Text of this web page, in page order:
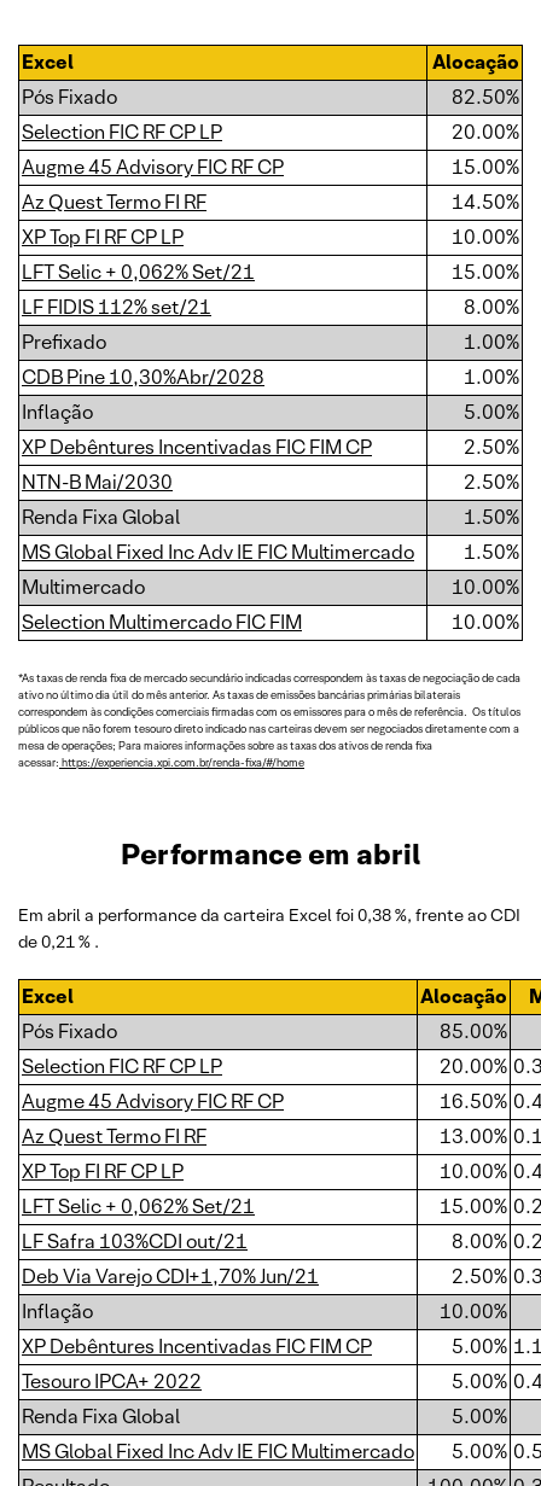
Excel
Alocação
Pós Fixado
82.50%
Selection FIC RF CP LP
20.00%
Augme 45 Advisory FIC RF CP
15.00%
Az Quest Termo FI RF
14.50%
XP Top FI RF CP LP
10.00%
LFT Selic + 0,062% Set/21
15.00%
LF FIDIS 112% set/21
8.00%
Prefixado
1.00%
CDB Pine 10,30%Abr/2028
1.00%
Inflação
5.00%
XP Debêntures Incentivadas FIC FIM CP
2.50%
NTN-B Mai/2030
2.50%
Renda Fixa Global
1.50%
MS Global Fixed Inc Adv IE FIC Multimercado
1.50%
Multimercado
10.00%
Selection Multimercado FIC FIM
10.00%
*As taxas de renda fixa de mercado secundário indicadas correspondem às taxas de negociação de cada
ativo no último dia útil do mês anterior. As taxas de emissões bancárias primárias bilaterais
correspondem às condições comerciais firmadas com os emissores para o mês de referência. Os títulos
públicos que não forem tesouro direto indicado nas carteiras devem ser negociados diretamente com a
mesa de operações; Para maiores informações sobre as taxas dos ativos de renda fixa
acessar: https://experiencia.xpi.com.br/renda-fixa/#/home
Performance em abril
Em abril a performance da carteira Excel foi 0,38 %, frente ao CDI
de 0,21 % .
Excel Alocação
Pós Fixado
85.00%
Selection FIC RF CP LP
20.00%
Augme 45 Advisory FIC RF CP
16.50%
Az Quest Termo FI RF
13.00%
XP Top FI RF CP LP
10.00%
LFT Selic + 0,062% Set/21
15.00%
LF Safra 103%CDI out/21
8.00%
Deb Via Varejo CDI+1,70% Jun/21
2.50%
Inflação
10.00%
XP Debêntures Incentivadas FIC FIM CP
5.00%
Tesouro IPCA+ 2022
5.00%
Renda Fixa Global
5.00%
MS Global Fixed Inc Adv IE FIC Multimercado
5.00%